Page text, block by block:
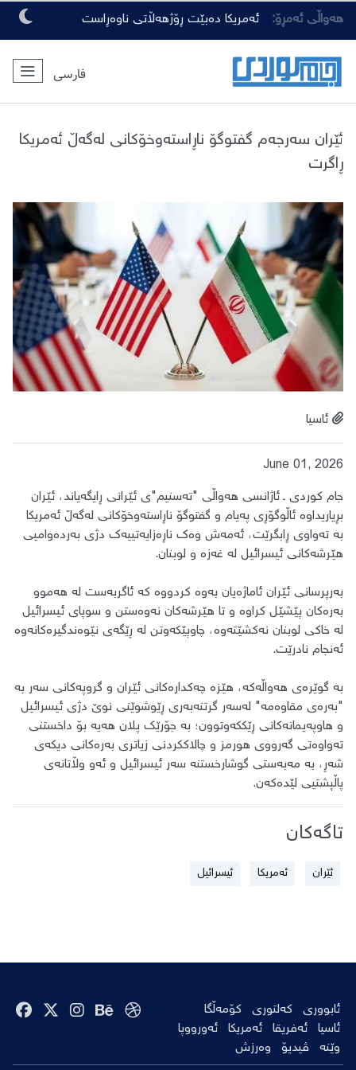
هەواڵی ئەمڕۆ: ئەمریکا دەبێت ڕۆژهەڵاتی ناوەڕاست
بەجێبهێڵێت
فارسی
ئێران سەرجەم گفتوگۆ ناڕاستەوخۆکانی لەگەڵ ئەمریکا
ڕاگرت
ئاسیا
June 01, 2026
جام کوردی ـ ئاژانسی هەواڵی "تەسنیم"ی ئێرانی ڕایگەیاند، ئێران
بڕیاریداوە ئاڵوگۆڕی پەیام و گفتوگۆ ناڕاستەوخۆکانی لەگەڵ ئەمریکا
بە تەواوی ڕابگرێت، ئەمەش وەک ناڕەزایەتییەک دژی بەردەوامیی
هێرشەکانی ئیسرائیل لە غەزە و لوبنان.
بەرپرسانی ئێران ئاماژەیان بەوە کردووە کە ئاگربەست لە هەموو
بەرەکان پێشێل کراوە و تا هێرشەکان نەوەستن و سوپای ئیسرائیل
لە خاکی لوبنان نەکشێتەوە، چاوپێکەوتن لە ڕێگەی نێوەندگیرەکانەوە
ئەنجام نادرێت.
بە گوێرەی هەواڵەکە، هێزە چەکدارەکانی ئێران و گروپەکانی سەر بە
"بەرەی مقاوەمە" لەسەر گرتنەبەری ڕێوشوێنی نوێ دژی ئیسرائیل
و هاوپەیمانەکانی ڕێککەوتوون؛ بە جۆرێک پلان هەیە بۆ داخستنی
تەواوەتی گەرووی هورمز و چالاککردنی زیاتری بەرەکانی دیکەی
شەڕ، بە مەبەستی گوشارخستنە سەر ئیسرائیل و ئەو وڵاتانەی
پاڵپشتیی لێدەکەن.
تاگەکان
ئێران ئەمریکا ئیسرائیل
ئابووری کەلتوری
کۆمەڵگا
ئاسیا ئەفریقا ئەمریکا ئەورووپا
وێنە
ڤیدیۆ وەرزش